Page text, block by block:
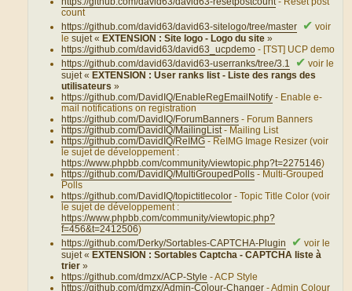
count
https://github.com/david63/david63-sitelogo/tree/master
✔ voir
lesujet « EXTENSION : Site logo - Logo du site»
https://github.com/david63/david63_ucpdemo - [TST] UCP demo
https://github.com/david63/david63-userranks/tree/3.1
✔ voir le
sujet « EXTENSION : User ranks list - Liste des rangs des
utilisateurs»
https://github.com/DavidIQ/EnableRegEmailNotify - Enable e-
mail notifications on registration
https://github.com/DavidIQ/ForumBanners - Forum Banners
https://github.com/DavidIQ/MailingList - Mailing List
https://github.com/DavidIQ/ReIMG - ReIMG Image Resizer (voir
le sujet de développement :
https://www.phpbb.com/community/viewtopic.php?t=2275146)
https://github.com/DavidIQ/MultiGroupedPolls - Multi-Grouped
Polls
https://github.com/DavidIQ/topictitlecolor - Topic Title Color (voir
le sujet de développement :
https://www.phpbb.com/community/viewtopic.php?
f=456&t=2412506)
https://github.com/Derky/Sortables-CAPTCHA-Plugin
✔ voir le
sujet « EXTENSION : Sortables Captcha - CAPTCHA liste à
trier»
https://github.com/dmzx/ACP-Style - ACP Style
https://github.com/dmzx/Admin-Colour-Changer - Admin Colour